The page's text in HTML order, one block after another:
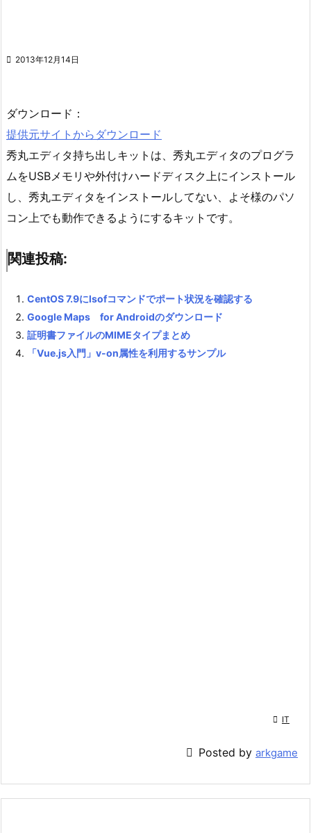
 2013年12月14日
ダウンロード：
提供元サイトからダウンロード
秀丸エディタ持ち出しキットは、秀丸エディタのプログラ
ムをUSBメモリや外付けハードディスク上にインストール
し、秀丸エディタをインストールしてない、よそ様のパソ
コン上でも動作できるようにするキットです。
関連投稿:
CentOS 7.9にlsofコマンドでポート状況を確認する
Google Maps for Androidのダウンロード
証明書ファイルのMIMEタイプまとめ
「Vue.js入門」v-on属性を利用するサンプル
 IT
 Posted by arkgame